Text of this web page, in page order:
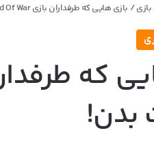
/ بازی هایی که طرفداران بازی God Of War نباید از دست بدن!
بدن!